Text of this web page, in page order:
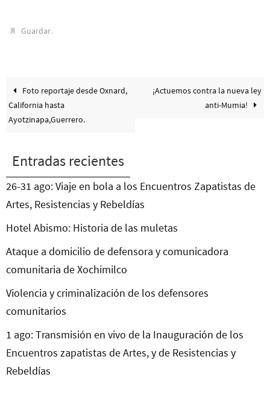
Guardar.
Foto reportaje desde Oxnard,
California hasta
Ayotzinapa,Guerrero.
¡Actuemos contra la nueva ley
anti-Mumia!
Entradas recientes
26-31 ago: Viaje en bola a los Encuentros Zapatistas de
Artes, Resistencias y Rebeldías
Hotel Abismo: Historia de las muletas
Ataque a domicilio de defensora y comunicadora
comunitaria de Xochimilco
Violencia y criminalización de los defensores
comunitarios
1 ago: Transmisión en vivo de la Inauguración de los
Encuentros zapatistas de Artes, y de Resistencias y
Rebeldías